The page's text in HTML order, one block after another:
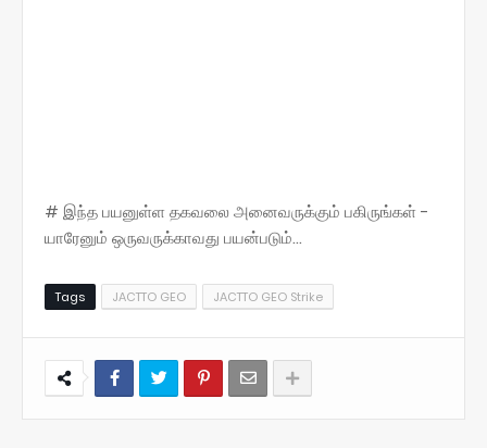
# இந்த பயனுள்ள தகவலை அனைவருக்கும் பகிருங்கள் -
யாரேனும் ஒருவருக்காவது பயன்படும்...
Tags JACTTO GEO JACTTO GEO Strike